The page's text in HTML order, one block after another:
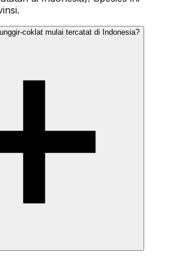
coklat mulai tercatat di Indonesia?